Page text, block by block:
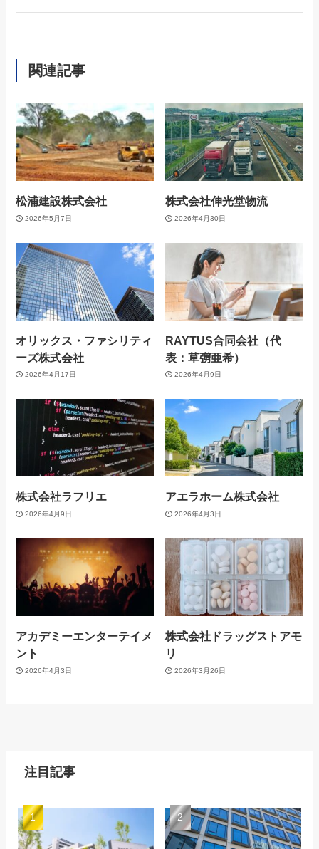
関連記事
松浦建設株式会社
2026年5月7日
株式会社伸光堂物流
2026年4月30日
オリックス・ファシリティ
ーズ株式会社
2026年4月17日
RAYTUS合同会社（代
表：草彅亜希）
2026年4月9日
株式会社ラフリエ
2026年4月9日
アエラホーム株式会社
2026年4月3日
アカデミーエンターテイメ
ント
2026年4月3日
株式会社ドラッグストアモ
リ
2026年3月26日
注目記事